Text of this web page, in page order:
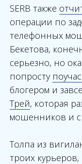
SERB также
операции по
телефонных
Бекетова,
серьезно, но
попросту
блогером и
Трей, которая
мошенников и
Толпа из
троих